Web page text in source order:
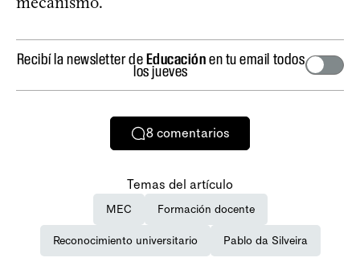
Recibí la newsletter deEducaciónen tu email todos
los jueves
8 comentarios
Temas del artículo
MEC Formación docente
Reconocimiento universitario Pablo da Silveira